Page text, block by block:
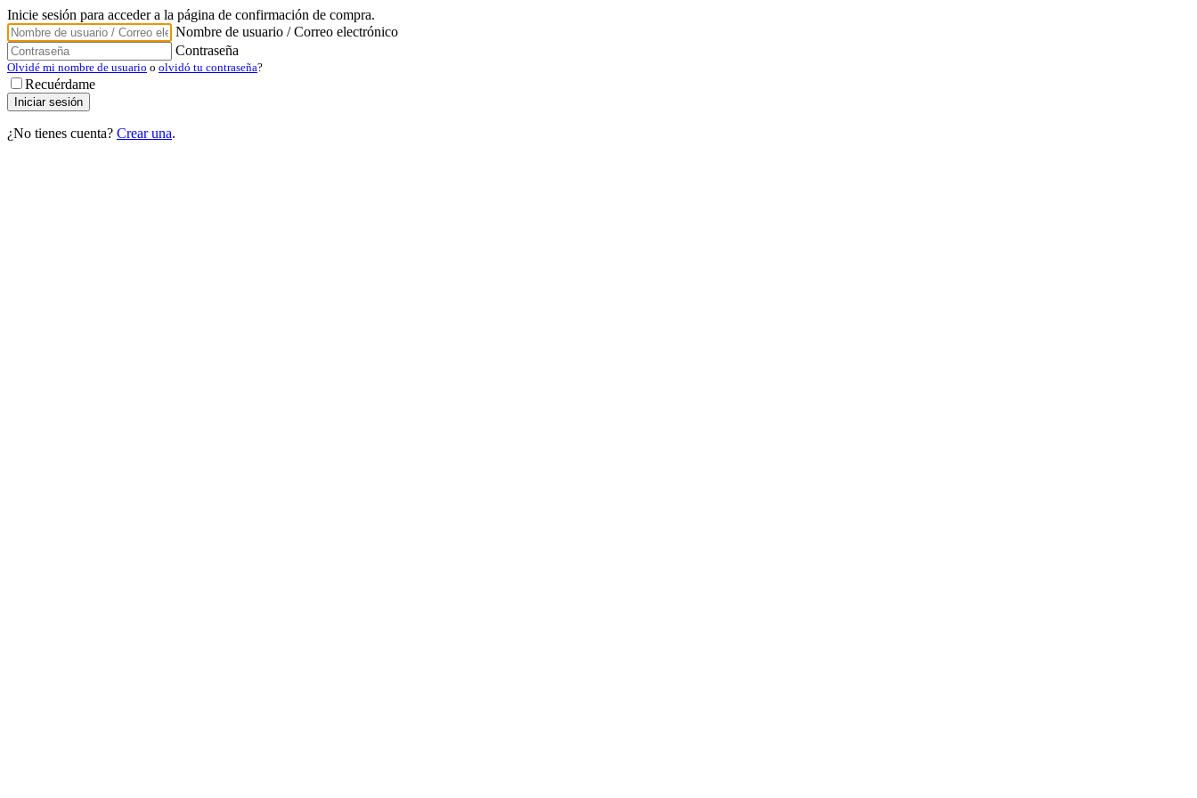
Inicie sesión para acceder a la página de confirmación de compra.
Nombre de usuario / Correo electrónico
Contraseña
Olvidé mi nombre de usuario o olvidó tu contraseña?
Recuérdame
¿No tienes cuenta? Crear una.